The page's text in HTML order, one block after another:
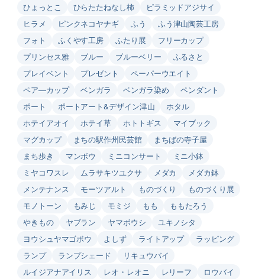
ひょっとこ
ひらたたねなし柿
ピラミッドアジサイ
ヒラメ
ピンクネコヤナギ ふう
ふう津山陶芸工房
フォト
ふくやす工房 ふたり展
フリーカップ
プリンセス雅
ブルー ブルーベリー
ふるさと
プレイベント
プレゼント
ペーパーウエイト
ペア―カップ
ベンガラ ベンガラ染め
ペンダント
ポート
ポートアート&デザイン津山
ホタル
ホテイアオイ
ホテイ草 ホトトギス
マイブック
マグカップ
まちの駅作州民芸館
まちばの寺子屋
まち歩き
マンボウ ミニコンサート
ミニ小鉢
ミヤコワスレ
ムラサキツユクサ メダカ
メダカ鉢
メンテナンス
モーツアルト ものづくり
ものづくり展
モノトーン
もみじ モミジ もも
ももたろう
やきもの
ヤブラン ヤマボウシ
ユキノシタ
ヨウシュヤマゴボウ
よしず ライトアップ
ラッピング
ランプ
ランプシェード
リキュウバイ
ルイジアナアイリス
レオ・レオニ レリーフ
ロウバイ